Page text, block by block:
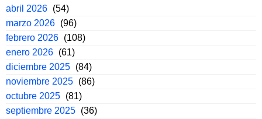
abril 2026 (54)
marzo 2026 (96)
febrero 2026 (108)
enero 2026 (61)
diciembre 2025 (84)
noviembre 2025 (86)
octubre 2025 (81)
septiembre 2025 (36)